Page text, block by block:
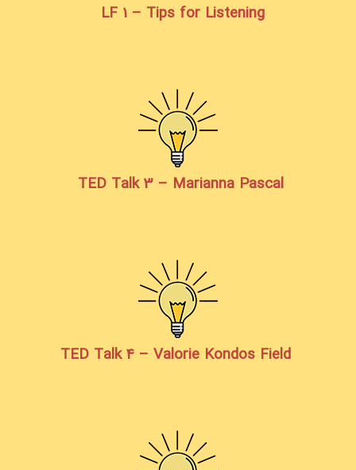
TED Talk 3 – Marianna Pascal
TED Talk 4 – Valorie Kondos Field